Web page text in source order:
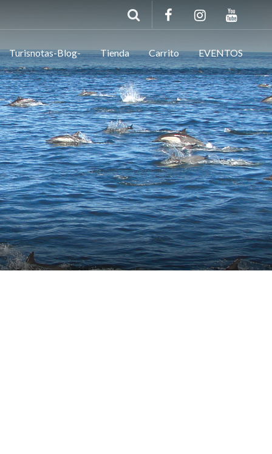
Turisnotas-Blog- Tienda Carrito EVENTOS